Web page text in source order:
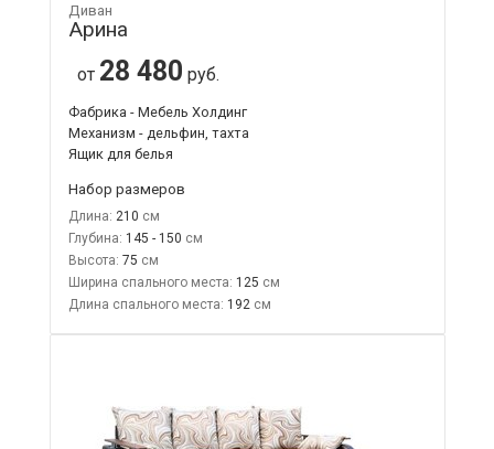
Диван
Арина
от 28 480 руб.
Фабрика - Мебель Холдинг
Механизм - дельфин, тахта
Ящик для белья
Набор размеров
Длина: 210
Глубина: 145 - 150
Высота: 75
Ширина спального места: 125
Длина спального места: 192